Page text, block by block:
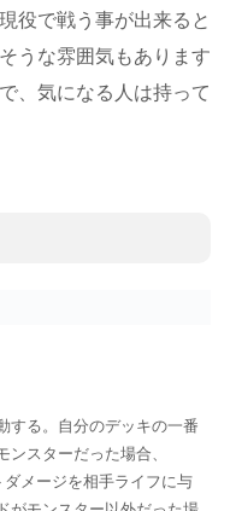
役で戦う事が出来ると
うな雰囲気もあります
、気になる人は持って
する。自分のデッキの一番
スターだった場合、
メージを相手ライフに与